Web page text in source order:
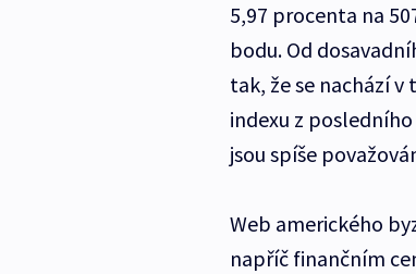
5,97 procenta na
bodu. Od
tak, že se nachází v
indexu z
jsou spíše
Web amerického
napříč finančním